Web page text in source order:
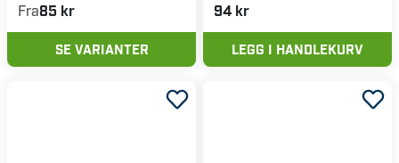
Fra85 kr
SE VARIANTER
94 kr
LEGG I HANDLEKURV